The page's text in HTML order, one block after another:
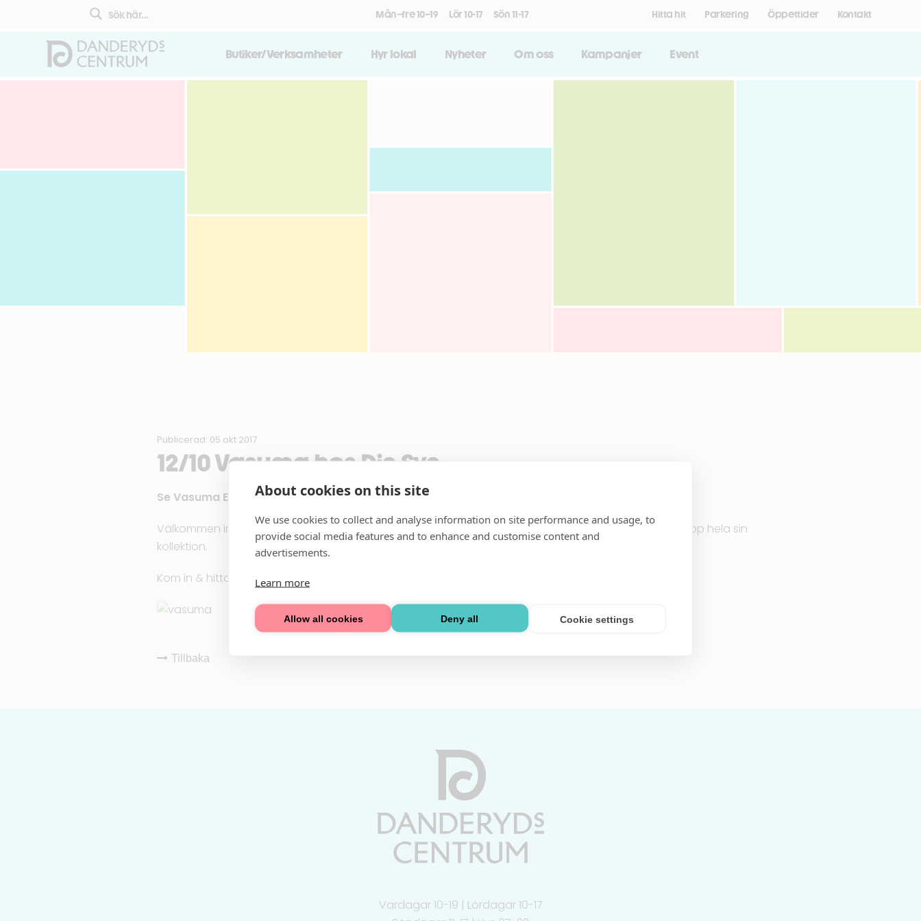
About cookies on this site
We use cookies to collect and analyse information on site performance and usage, to
provide social media features and to enhance and customise content and
advertisements.
Learn more
Allow all cookies Deny all Cookie settings
Mån–fre 10–19 Lör 10-17 Sön 11-17 Hitta hit Parkering Öppettider Kontakt
Butiker/Verksamheter Hyr lokal Nyheter Om oss Kampanjer Event
Publicerad: 05 okt 2017
12/10 Vasuma hos Din Syn
Se Vasuma Eyewears kollektion!
Välkommen in på visning till Din Syn Mörby Optik på torsdag 12/10 kl. 13-18 då Vasuma Eyewear visar upp hela sin
kollektion.
Kom in & hitta höstens snyggaste glasögon!
Tillbaka
Vardagar 10-19 | Lördagar 10-17